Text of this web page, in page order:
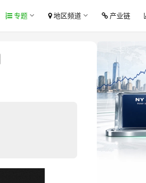
专题 地区频道 产业链